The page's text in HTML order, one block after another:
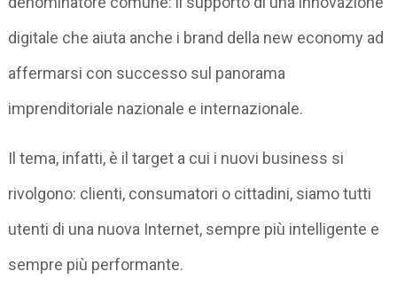
digitale che aiuta anche i brand della new economy ad
affermarsi con successo sul panorama
imprenditoriale nazionale e internazionale.
Il tema, infatti, è il target a cui i nuovi business si
rivolgono: clienti, consumatori o cittadini, siamo tutti
utenti di una nuova Internet, sempre più intelligente e
sempre più performante.